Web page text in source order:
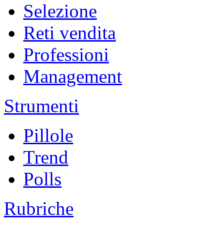
Selezione
Reti vendita
Professioni
Management
Strumenti
Pillole
Trend
Polls
Rubriche